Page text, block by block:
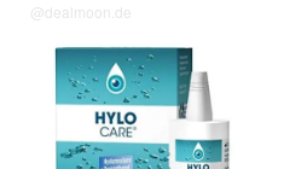
@dealmoon.de